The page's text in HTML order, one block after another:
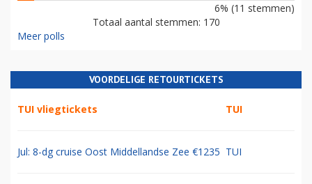
6% (11 stemmen)
Totaal aantal stemmen: 170
Meer polls
VOORDELIGE RETOURTICKETS
TUI vliegtickets TUI
Jul: 8-dg cruise Oost Middellandse Zee €1235 TUI